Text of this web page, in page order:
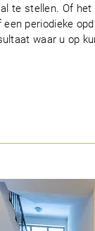
te stellen. Of
periodieke
waar u op